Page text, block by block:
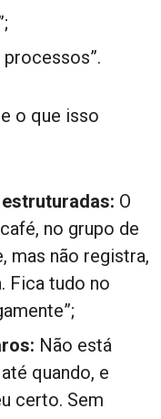
o que isso
O
no grupo de
mas não registra,
Fica tudo no
Não está
quando, e
certo. Sem